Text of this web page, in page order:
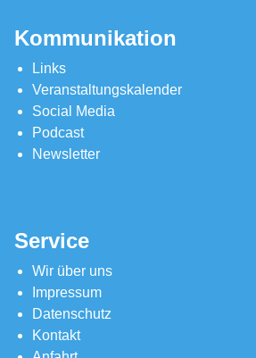
Kommunikation
Links
Veranstaltungskalender
Social Media
Podcast
Newsletter
Service
Wir über uns
Impressum
Datenschutz
Kontakt